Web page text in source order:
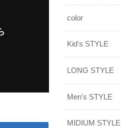
color
Kid's STYLE
LONG STYLE
Men's STYLE
MIDIUM STYLE